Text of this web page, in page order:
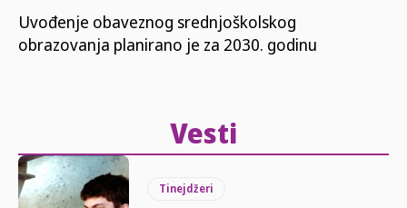
Uvođenje obaveznog srednjoškolskog
obrazovanja planirano je za 2030. godinu
Vesti
Tinejdžeri